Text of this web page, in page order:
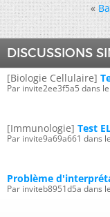
«
DISCUSSIONS
[Biologie Cellulaire]
Par invite2ee3f5a5 dans
[Immunologie] Test
Par invite9a69a661 dans
Problème
Par inviteb8951d5a dans